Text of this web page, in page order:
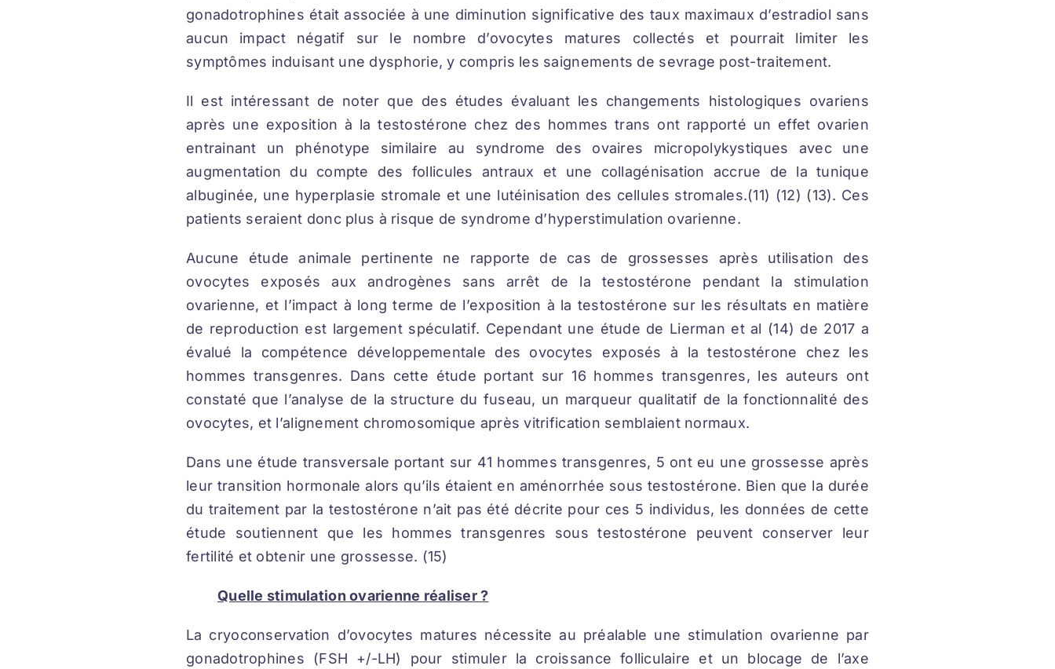
gonadotrophines était associée à une diminution significative des taux maximaux d’estradiol sans
aucun impact négatif sur le nombre d’ovocytes matures collectés et pourrait limiter les
symptômes induisant une dysphorie, y compris les saignements de sevrage post-traitement.
Il est intéressant de noter que des études évaluant les changements histologiques ovariens
après une exposition à la testostérone chez des hommes trans ont rapporté un effet ovarien
entrainant un phénotype similaire au syndrome des ovaires micropolykystiques avec une
augmentation du compte des follicules antraux et une collagénisation accrue de la tunique
albuginée, une hyperplasie stromale et une lutéinisation des cellules stromales.(11) (12) (13). Ces
patients seraient donc plus à risque de syndrome d’hyperstimulation ovarienne.
Aucune étude animale pertinente ne rapporte de cas de grossesses après utilisation des
ovocytes exposés aux androgènes sans arrêt de la testostérone pendant la stimulation
ovarienne, et l’impact à long terme de l’exposition à la testostérone sur les résultats en matière
de reproduction est largement spéculatif. Cependant une étude de Lierman et al (14) de 2017 a
évalué la compétence développementale des ovocytes exposés à la testostérone chez les
hommes transgenres. Dans cette étude portant sur 16 hommes transgenres, les auteurs ont
constaté que l’analyse de la structure du fuseau, un marqueur qualitatif de la fonctionnalité des
ovocytes, et l’alignement chromosomique après vitrification semblaient normaux.
Dans une étude transversale portant sur 41 hommes transgenres, 5 ont eu une grossesse après
leur transition hormonale alors qu’ils étaient en aménorrhée sous testostérone. Bien que la durée
du traitement par la testostérone n’ait pas été décrite pour ces 5 individus, les données de cette
étude soutiennent que les hommes transgenres sous testostérone peuvent conserver leur
fertilité et obtenir une grossesse. (15)
Quelle stimulation ovarienne réaliser ?
La cryoconservation d’ovocytes matures nécessite au préalable une stimulation ovarienne par
gonadotrophines (FSH +/-LH) pour stimuler la croissance folliculaire et un blocage de l’axe